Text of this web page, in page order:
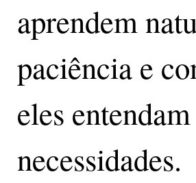
aprendem
paciência e
eles
necessidades.